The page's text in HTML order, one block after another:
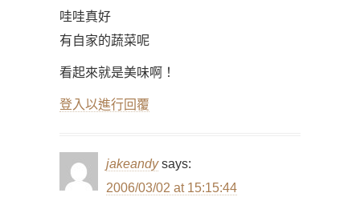
哇哇真好
有自家的蔬菜呢
看起來就是美味啊！
登入以進行回覆
jakeandy says:
2006/03/02 at 15:15:44